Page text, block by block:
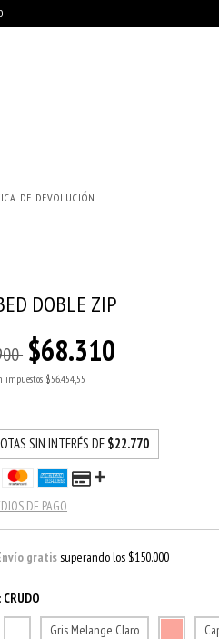
DE DEVOLUCIÓN
DOBLE ZIP
$68.310
impuestos $56.454,55
SIN INTERÉS DE $22.770
DE PAGO
gratis superando los $150.000
CRUDO
Gris Melange Claro